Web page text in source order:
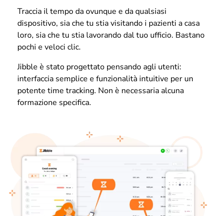
Traccia il tempo da ovunque e da qualsiasi
dispositivo, sia che tu stia visitando i pazienti a casa
loro, sia che tu stia lavorando dal tuo ufficio. Bastano
pochi e veloci clic.
Jibble è stato progettato pensando agli utenti:
interfaccia semplice e funzionalità intuitive per un
potente time tracking. Non è necessaria alcuna
formazione specifica.